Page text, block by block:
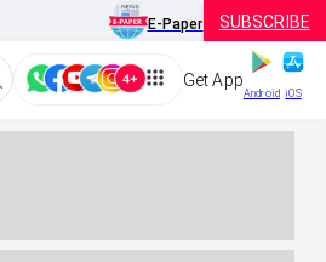
E-Paper SUBSCRIBE
Get App
Android iOS